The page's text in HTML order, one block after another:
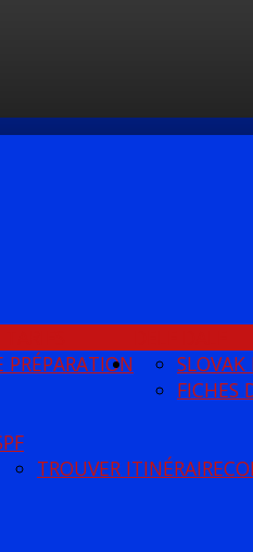
PRÉPARATION
SLOVAK
FICHES
TROUVER ITINÉRAIRE